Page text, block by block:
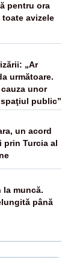
pentru ora
avizele
„Ar
următoare.
unor
public”
un acord
prin Turcia al
la muncă.
până